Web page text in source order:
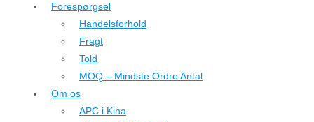
Forespørgsel
Handelsforhold
Fragt
Told
MOQ – Mindste Ordre Antal
Om os
APC i Kina